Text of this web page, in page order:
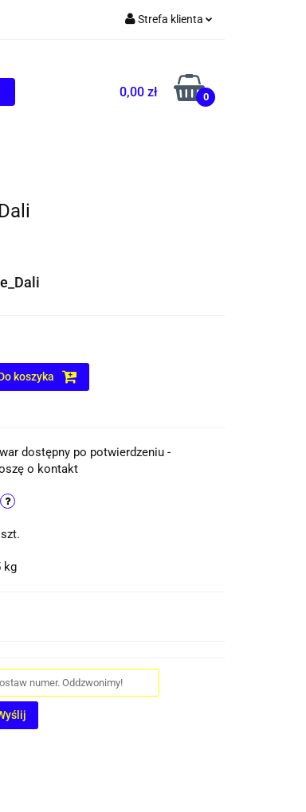
Strefa klienta
Zarejestruj się
Dodaj zgłoszenie
0,00 zł 0
koszyka
dostępny po potwierdzeniu -
o kontakt
szt.
kg